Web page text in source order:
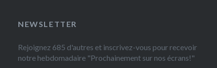
NEWSLETTER
Rejoignez 685 d'autres et inscrivez-vous pour recevoir
notre hebdomadaire "Prochainement sur nos écrans!"